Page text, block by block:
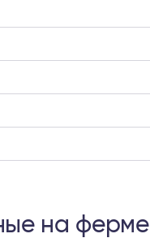
на ферме